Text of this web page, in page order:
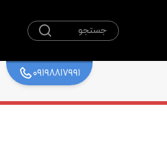
09198817991
جستجو